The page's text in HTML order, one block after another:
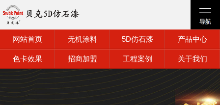
网站首页 无机涂料 5D仿石漆 产品中心
色卡效果 招商加盟 工程案例 关于我们